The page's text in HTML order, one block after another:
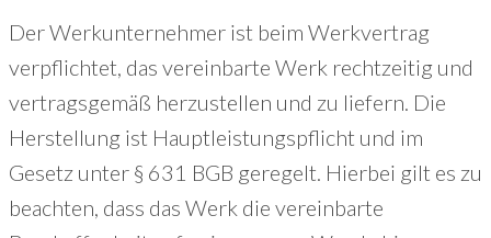
Der Werkunternehmer ist beim Werkvertrag
verpflichtet, das vereinbarte Werk rechtzeitig und
vertragsgemäß herzustellen und zu liefern. Die
Herstellung ist Hauptleistungspflicht und im
Gesetz unter § 631 BGB geregelt. Hierbei gilt es zu
beachten, dass das Werk die vereinbarte